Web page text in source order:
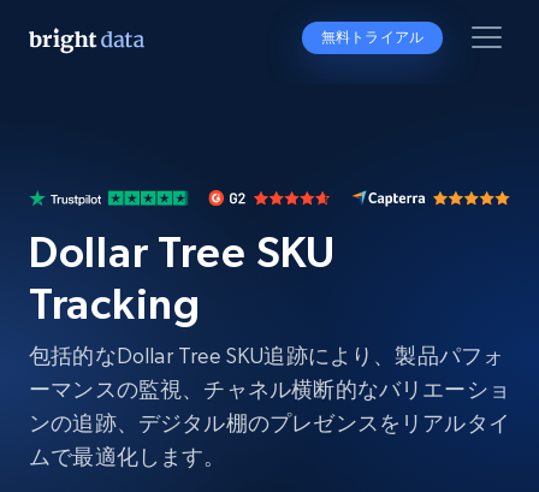
無料トライアル
Dollar Tree SKU
Tracking
包括的なDollar Tree SKU追跡により、製品パフォ
ーマンスの監視、チャネル横断的なバリエーショ
ンの追跡、デジタル棚のプレゼンスをリアルタイ
ムで最適化します。